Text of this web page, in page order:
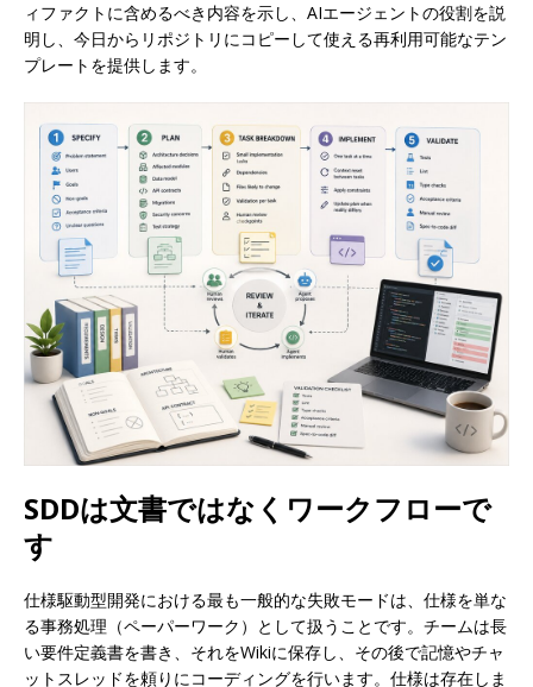
ィファクトに含めるべき内容を示し、AIエージェントの役割を説
明し、今日からリポジトリにコピーして使える再利用可能なテン
プレートを提供します。
SDDは文書ではなくワークフローで
す
仕様駆動型開発における最も一般的な失敗モードは、仕様を単な
る事務処理（ペーパーワーク）として扱うことです。チームは長
い要件定義書を書き、それをWikiに保存し、その後で記憶やチャ
ットスレッドを頼りにコーディングを行います。仕様は存在しま